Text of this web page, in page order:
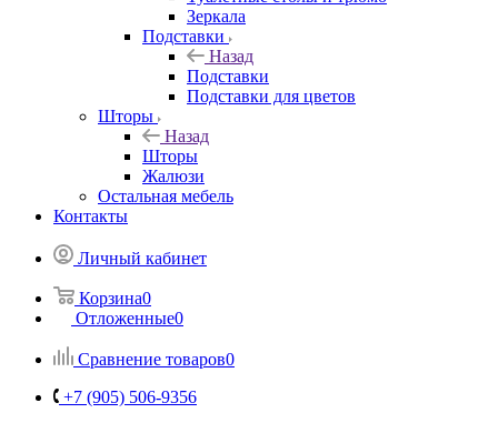
Зеркала
Подставки
Назад
Подставки
Подставки для цветов
Шторы
Назад
Шторы
Жалюзи
Остальная мебель
Контакты
Личный кабинет
Корзина0
Отложенные0
Сравнение товаров0
+7 (905) 506-9356